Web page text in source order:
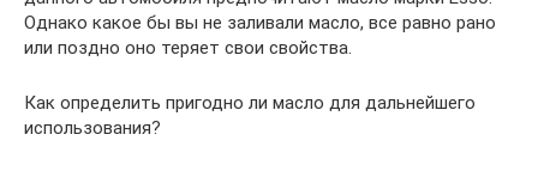
Однако какое бы вы не заливали масло, все равно рано
или поздно оно теряет свои свойства.
Как определить пригодно ли масло для дальнейшего
использования?